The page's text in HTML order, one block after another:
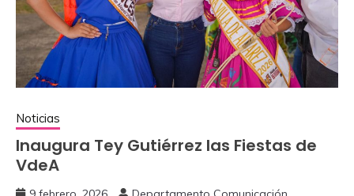
Noticias
‎Inaugura Tey Gutiérrez las Fiestas de
VdeA